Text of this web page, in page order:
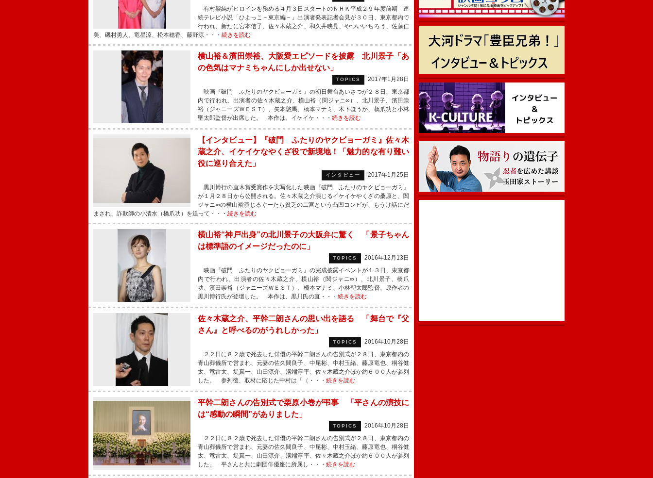
有村架純がヒロインを務める４月３日スタートのＮＨＫ平成２９年度前期 連
続テレビ小説「ひよっこ－東京編－」出演者発表記者会見が３０日、東京都内で
行われ、新たに宮本信子、佐々木蔵之介、和久井映見、やついいちろう、佐藤仁
美、磯村勇人、竜星涼、松本穂香、藤野涼・・・ 続きを読む
横山裕＆濱田崇裕、大阪愛エピソードを披露 北川景子「あ
の色気はマナミちゃんにしか出せない」
TOPICS
2017年1月28日
映画『破門 ふたりのヤクビョーガミ』の初日舞台あいさつが２８日、東京都
内で行われ、出演者の佐々木蔵之介、横山裕（関ジャニ∞）、北川景子、濱田崇
裕（ジャニーズＷＥＳＴ）、矢本悠馬、橋本マナミ、木下ほうか、橋爪功と小林
聖太郎監督が出席した。 本作は、イケイケ・・・ 続きを読む
【インタビュー】『破門 ふたりのヤクビョーガミ』佐々木
蔵之介、イケイケなやくざ役で新境地！「魅力的な有り難い
役に巡り合えた」
インタビュー
2017年1月25日
黒川博行の直木賞受賞作を実写化した映画『破門 ふたりのヤクビョーガミ』
が１月２８日から公開される。佐々木蔵之介演じるイケイケやくざの桑原と、関
ジャニ∞の横山裕演じるぐーたら貧乏の二宮という凸凹コンビが、もうけ話にだ
まされ、詐欺師の小清水（橋爪功）を追って・・・ 続きを読む
横山裕“神戸出身”の北川景子の大阪弁に驚く 「景子ちゃん
は標準語のイメージだったのに」
TOPICS
2016年12月13日
映画『破門 ふたりのヤクビョーガミ』の完成披露イベントが１３日、東京都
内で行われ、出演者の佐々木蔵之介、横山裕（関ジャニ∞）、北川景子、橋爪
功、濱田崇裕（ジャニーズＷＥＳＴ）、橋本マナミ、小林聖太郎監督、原作者の
黒川博行氏が登壇した。 本作は、黒川氏の直・・・ 続きを読む
佐々木蔵之介、平幹二朗さんの思い出を語る 「舞台で『父
さん』と呼べるのがうれしかった」
TOPICS
2016年10月28日
２２日に８２歳で死去した俳優の平幹二朗さんの告別式が２８日、東京都内の
青山葬儀所で営まれ、元妻の佐久間良子、中尾彬、中村玉緒、藤原竜也、桐谷健
太、竜雷太、堤真一、山田涼介、溝端淳平、佐々木蔵之介ほか約６００人が参列
した。 参列後、取材に応じた中村は「（・・・ 続きを読む
平幹二朗さんの告別式で栗原小巻が弔事 「平さんの演技に
は“感動の瞬間”がありました」
TOPICS
2016年10月28日
２２日に８２歳で死去した俳優の平幹二朗さんの告別式が２８日、東京都内の
青山葬儀所で営まれ、元妻の佐久間良子、中尾彬、中村玉緒、藤原竜也、桐谷健
太、竜雷太、堤真一、山田涼介、溝端淳平、佐々木蔵之介ほか約６００人が参列
した。 平さんと共に劇団俳優座に所属し・・・ 続きを読む